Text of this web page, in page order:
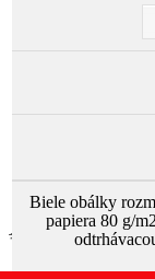
Biele obálky
papiera 80 g/